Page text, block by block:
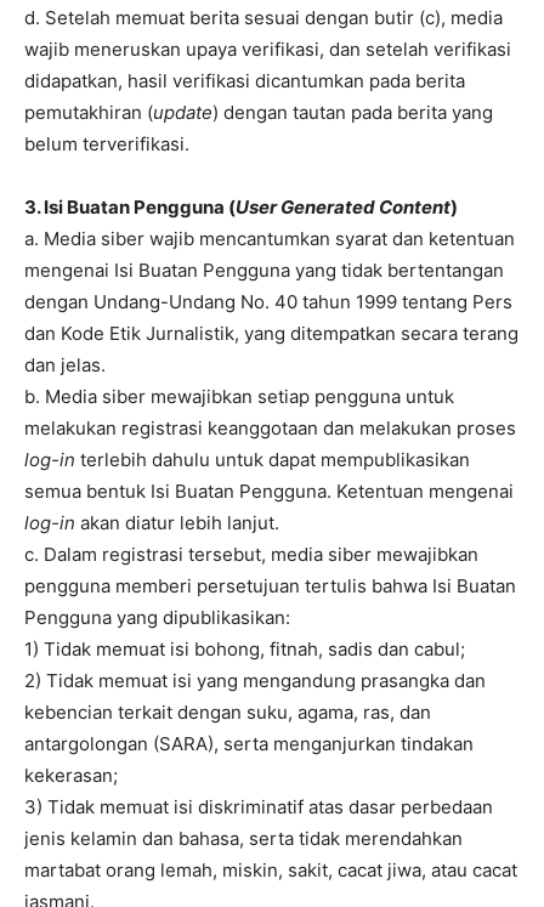
d. Setelah memuat berita sesuai dengan butir (c), media
wajib meneruskan upaya verifikasi, dan setelah verifikasi
didapatkan, hasil verifikasi dicantumkan pada berita
pemutakhiran (update) dengan tautan pada berita yang
belum terverifikasi.
3. Isi Buatan Pengguna (User Generated Content)
a. Media siber wajib mencantumkan syarat dan ketentuan
mengenai Isi Buatan Pengguna yang tidak bertentangan
dengan Undang-Undang No. 40 tahun 1999 tentang Pers
dan Kode Etik Jurnalistik, yang ditempatkan secara terang
dan jelas.
b. Media siber mewajibkan setiap pengguna untuk
melakukan registrasi keanggotaan dan melakukan proses
log-in terlebih dahulu untuk dapat mempublikasikan
semua bentuk Isi Buatan Pengguna. Ketentuan mengenai
log-in akan diatur lebih lanjut.
c. Dalam registrasi tersebut, media siber mewajibkan
pengguna memberi persetujuan tertulis bahwa Isi Buatan
Pengguna yang dipublikasikan:
1) Tidak memuat isi bohong, fitnah, sadis dan cabul;
2) Tidak memuat isi yang mengandung prasangka dan
kebencian terkait dengan suku, agama, ras, dan
antargolongan (SARA), serta menganjurkan tindakan
kekerasan;
3) Tidak memuat isi diskriminatif atas dasar perbedaan
jenis kelamin dan bahasa, serta tidak merendahkan
martabat orang lemah, miskin, sakit, cacat jiwa, atau cacat
jasmani.